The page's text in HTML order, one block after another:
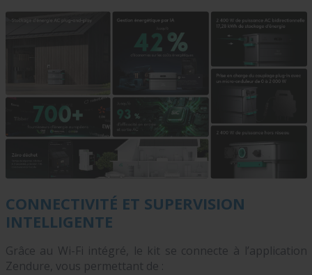
CONNECTIVITÉ ET SUPERVISION
INTELLIGENTE
Grâce au Wi-Fi intégré, le kit se connecte à l’application
Zendure, vous permettant de :